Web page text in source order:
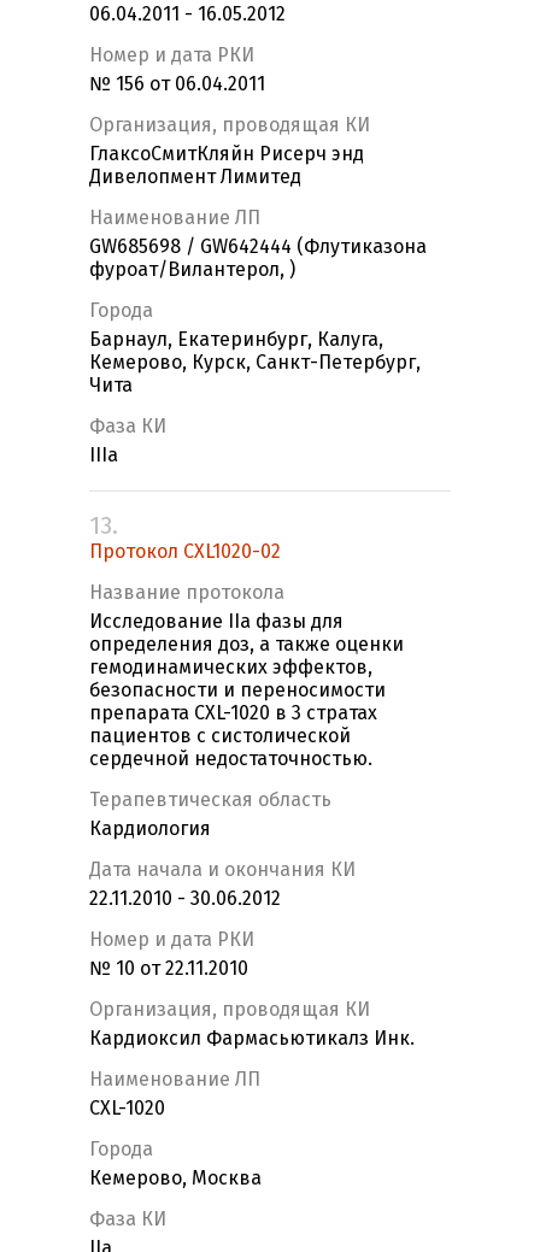
06.04.2011 - 16.05.2012
Номер и дата РКИ
№ 156 от 06.04.2011
Организация, проводящая КИ
ГлаксоСмитКляйн Рисерч энд
Дивелопмент Лимитед
Наименование ЛП
GW685698 / GW642444 (Флутиказона
фуроат/Вилантерол, )
Города
Барнаул, Екатеринбург, Калуга,
Кемерово, Курск, Санкт-Петербург,
Чита
Фаза КИ
IIIa
13.
Протокол CXL1020-02
Название протокола
Исследование IIa фазы для
определения доз, а также оценки
гемодинамических эффектов,
безопасности и переносимости
препарата CXL-1020 в 3 стратах
пациентов с систолической
сердечной недостаточностью.
Терапевтическая область
Кардиология
Дата начала и окончания КИ
22.11.2010 - 30.06.2012
Номер и дата РКИ
№ 10 от 22.11.2010
Организация, проводящая КИ
Кардиоксил Фармасьютикалз Инк.
Наименование ЛП
CXL-1020
Города
Кемерово, Москва
Фаза КИ